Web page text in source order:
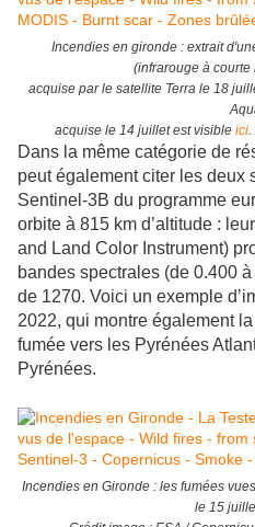
Incendies en gironde : extrait
(infrarouge à courte
acquise par le satellite Terra le 18
acquise le 14 juillet est visible ici.
Dans la même catégorie de
peut également citer les deux
Sentinel-3B du programme
orbite à 815 km d’altitude :
and Land Color Instrument)
bandes spectrales (de 0.400
de 1270. Voici un exemple
2022, qui montre également
fumée vers les Pyrénées
Pyrénées.
Incendies en Gironde : les fumées
le 15